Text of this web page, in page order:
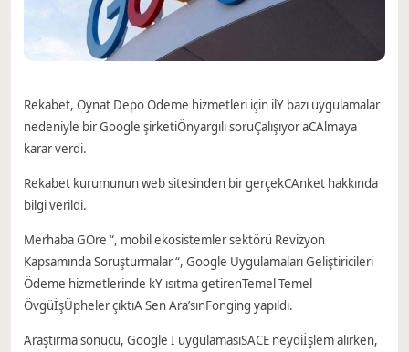
Rekabet, Oynat DepoÖdeme hizmetleri için ilY bazı uygulamalar
nedeniyle bir Google şirketiÖnyargılı soruÇalışıyor aCAlmaya
karar verdi.
Rekabet kurumunun web sitesinden bir gerçekCAnket hakkında
bilgi verildi.
Merhaba GÖre “, mobil ekosistemler sektörü Revizyon
Kapsamında Soruşturmalar “, Google Uygulamaları Geliştiricileri
Ödeme hizmetlerinde kY ısıtma getirenTemel Temel
ÖvgüİşÜpheler çıktıASen Ara’sınFonging yapıldı.
Araştırma sonucu, Google I uygulamasıSACE neydiİşlem alırken,